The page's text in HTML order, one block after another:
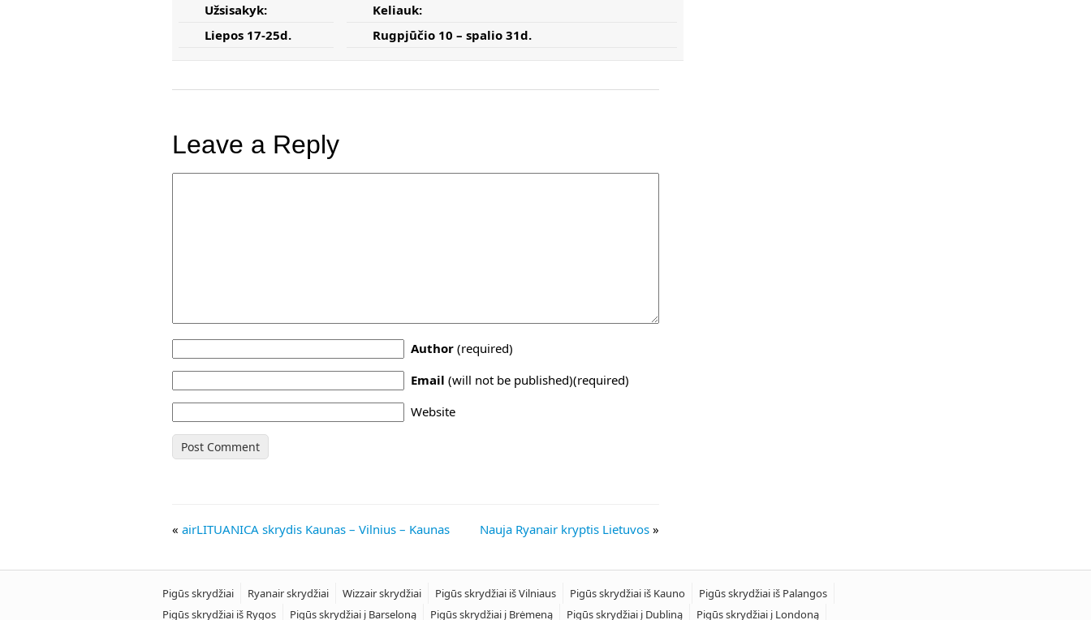
Užsisakyk:
Liepos 17-25d.
Keliauk:
Rugpjūčio 10 – spalio 31d.
Leave a Reply
Author (required)
Email (will not be published)(required)
Website
« airLITUANICA skrydis Kaunas – Vilnius – Kaunas Nauja Ryanair kryptis Lietuvos »
Pigūs skrydžiai Ryanair skrydžiai Wizzair skrydžiai Pigūs skrydžiai iš Vilniaus Pigūs skrydžiai iš Kauno
Pigūs skrydžiai iš Palangos
Pigūs skrydžiai iš Rygos
Pigūs skrydžiai į Barseloną Pigūs skrydžiai į Brėmeną Pigūs skrydžiai į Dubliną Pigūs skrydžiai į Londoną